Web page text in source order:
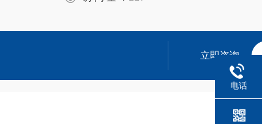
立即咨询
电话